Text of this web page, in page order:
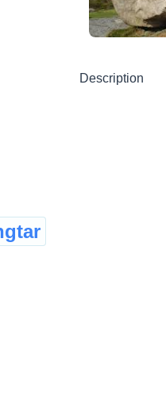
Description